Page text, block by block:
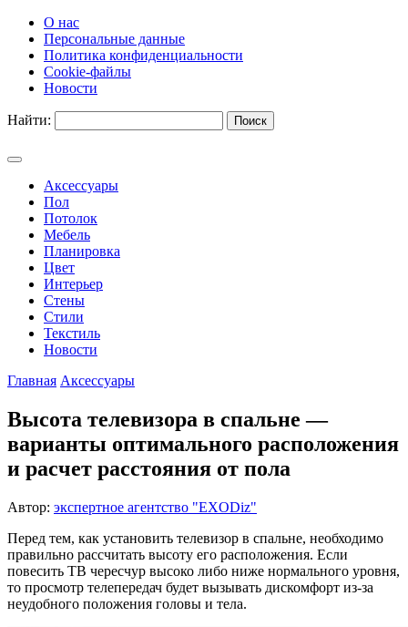
О нас
Персональные данные
Политика конфиденциальности
Cookie-файлы
Новости
Найти:
Аксессуары
Пол
Потолок
Мебель
Планировка
Цвет
Интерьер
Стены
Стили
Текстиль
Новости
Главная Аксессуары
Высота телевизора в спальне —
варианты оптимального расположения
и расчет расстояния от пола
Автор: экспертное агентство "EXODiz"
Перед тем, как установить телевизор в спальне, необходимо
правильно рассчитать высоту его расположения. Если
повесить ТВ чересчур высоко либо ниже нормального уровня,
то просмотр телепередач будет вызывать дискомфорт из-за
неудобного положения головы и тела.